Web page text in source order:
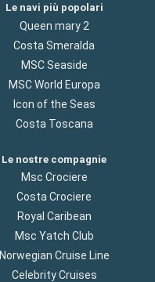
Le navi più popolari
Queen mary 2
Costa Smeralda
MSC Seaside
MSC World Europa
Icon of the Seas
Costa Toscana
Le nostre compagnie
Msc Crociere
Costa Crociere
Royal Caribean
Msc Yatch Club
Norwegian Cruise Line
Celebrity Cruises